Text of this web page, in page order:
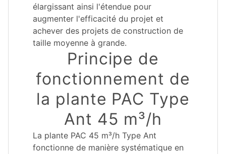
élargissant ainsi l'étendue pour
augmenter l'efficacité du projet et
achever des projets de construction de
taille moyenne à grande.
Principe de
fonctionnement de
la plante PAC Type
Ant 45 m³/h
La plante PAC 45 m³/h Type Ant
fonctionne de manière systématique en